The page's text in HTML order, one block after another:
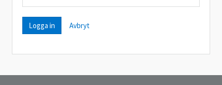
Avbryt